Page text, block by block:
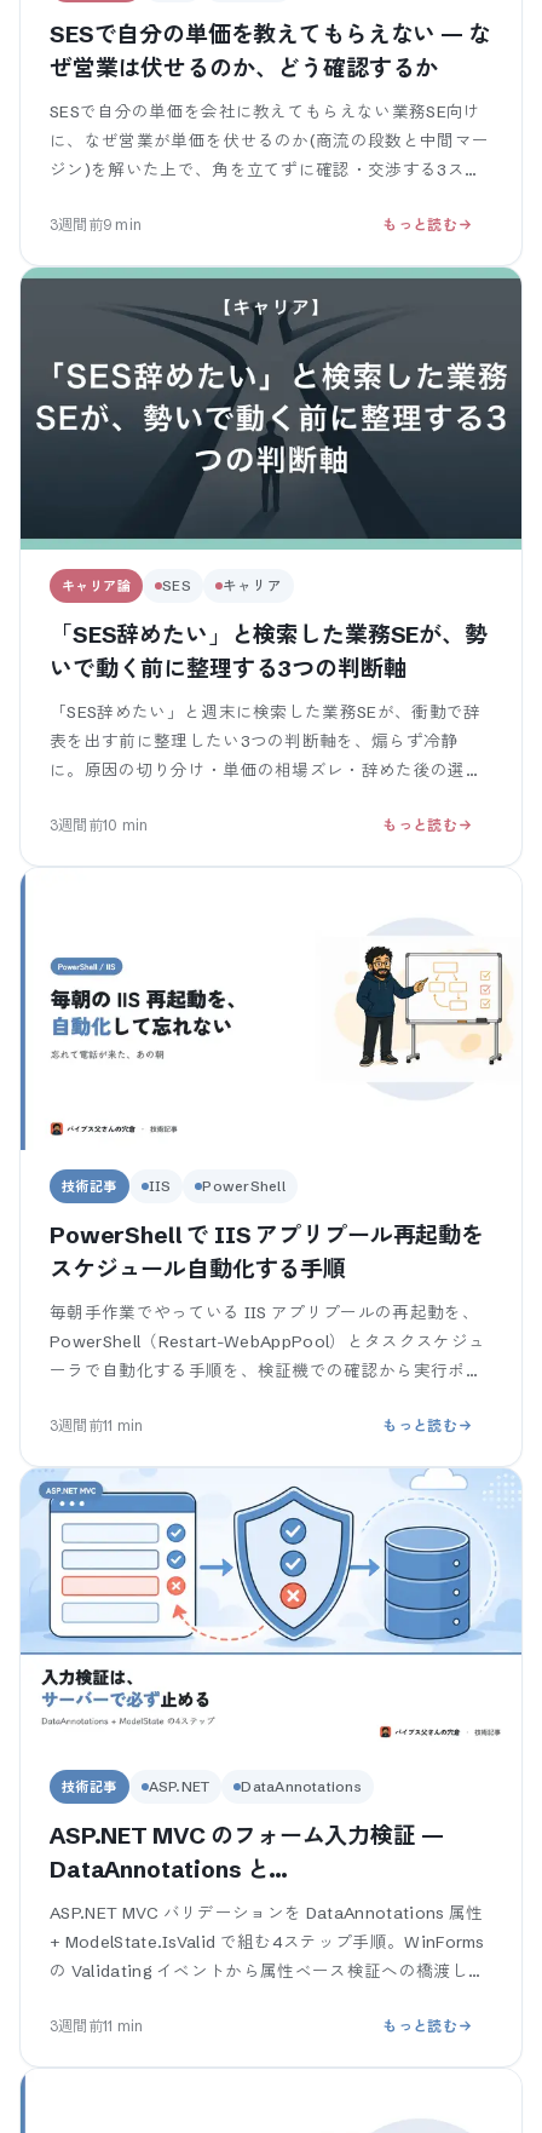
SESで自分の単価を教えてもらえない — な
ぜ営業は伏せるのか、どう確認するか
SESで自分の単価を会社に教えてもらえない業務SE向け
に、なぜ営業が単価を伏せるのか(商流の段数と中間マー
ジン)を解いた上で、角を立てずに確認・交渉する3ステ
が見えるフリーランスへ
3週間前9 min もっと読む
キャリア論 SES キャリア
「SES辞めたい」と検索した業務SEが、勢
いで動く前に整理する3つの判断軸
「SES辞めたい」と週末に検索した業務SEが、衝動で辞
表を出す前に整理したい3つの判断軸を、煽らず冷静
に。原因の切り分け・単価の相場ズレ・辞めた後の選択
3週間前10 min もっと読む
技術記事 IIS PowerShell
PowerShell で IIS アプリプール再起動を
スケジュール自動化する手順
毎朝手作業でやっている IIS アプリプールの再起動を、
PowerShell（Restart-WebAppPool）とタスクスケジュ
ーラで自動化する手順を、検証機での確認から実行ポリ
.ps1
3週間前11 min もっと読む
技術記事 ASP.NET DataAnnotations
ASP.NET MVC のフォーム入力検証 —
DataAnnotations と
ModelState.IsValid を業務SEが4ステッ
プで組む
ASP.NET MVC バリデーションを DataAnnotations 属性
+ ModelState.IsValid で組む4ステップ手順。WinForms
の Validating イベントから属性ベース検証への橋渡しつ
3週間前11 min もっと読む